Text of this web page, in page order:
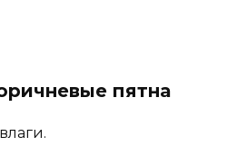
пятна